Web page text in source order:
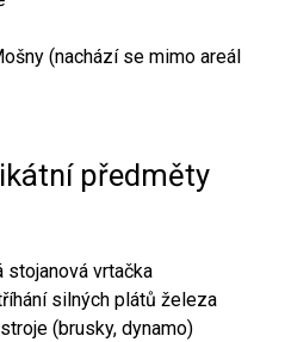
(nachází se mimo areál
předměty
stojanová vrtačka
silných plátů železa
(brusky, dynamo)